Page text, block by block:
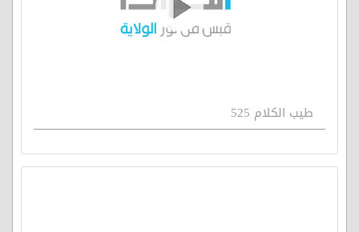
طيب الكلام 525